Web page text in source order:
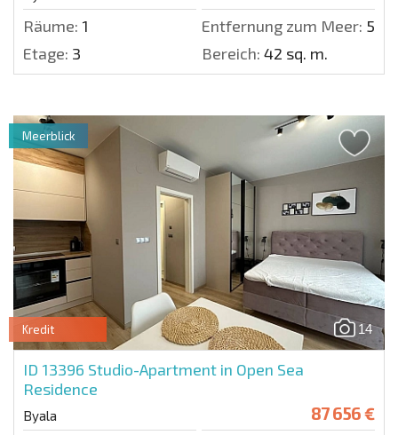
Räume: 1 Entfernung zum Meer: 50
Etage: 3 Bereich: 42 sq. m.
14
Kredit
ID 13396 Studio-Apartment in Open Sea
Residence
Byala 87 656 €
Meerblick